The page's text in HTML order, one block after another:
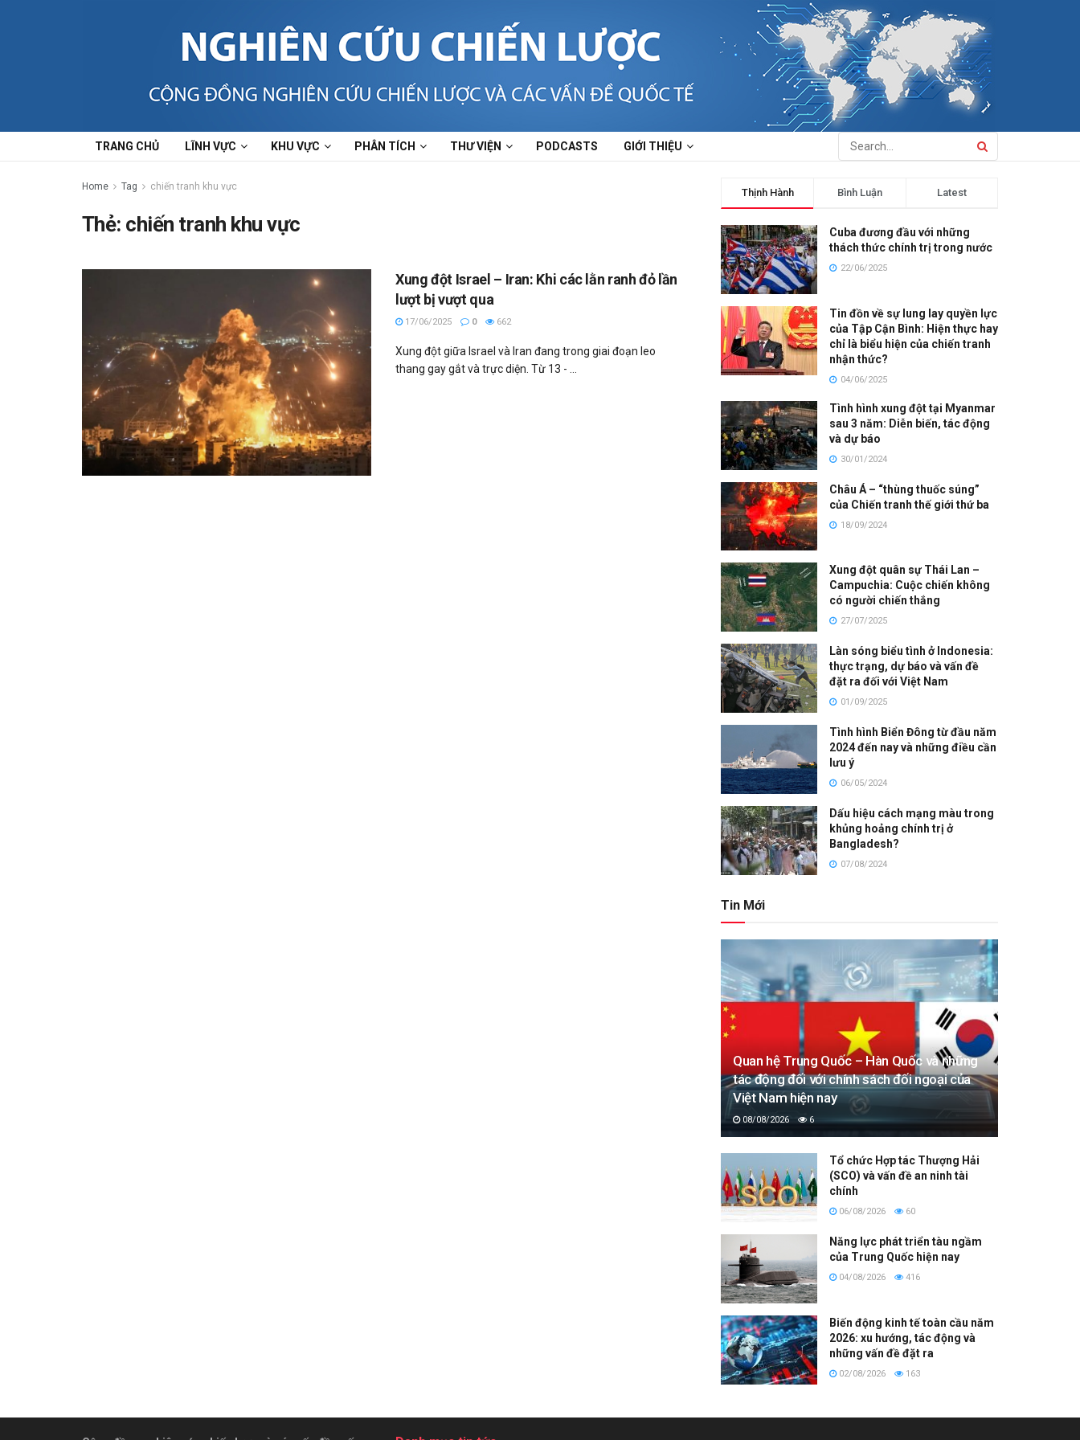
TRANG CHỦ LĨNH VỰC KHU VỰC PHÂN TÍCH THƯ VIỆN PODCASTS GIỚI THIỆU
Home Tag chiến tranh khu vực
Thẻ: chiến tranh khu vực
Xung đột Israel – Iran: Khi các lằn ranh đỏ lần
lượt bị vượt qua
17/06/2025 0 662
Xung đột giữa Israel và Iran đang trong giai đoạn leo
thang gay gắt và trực diện. Từ 13 - ...
Thịnh Hành Bình Luận Latest
Cuba đương đầu với những
thách thức chính trị trong nước
22/06/2025
Tin đồn về sự lung lay quyền lực
của Tập Cận Bình: Hiện thực hay
chỉ là biểu hiện của chiến tranh
nhận thức?
04/06/2025
Tình hình xung đột tại Myanmar
sau 3 năm: Diễn biến, tác động
và dự báo
30/01/2024
Châu Á – “thùng thuốc súng”
của Chiến tranh thế giới thứ ba
18/09/2024
Xung đột quân sự Thái Lan –
Campuchia: Cuộc chiến không
có người chiến thắng
27/07/2025
Làn sóng biểu tình ở Indonesia:
thực trạng, dự báo và vấn đề
đặt ra đối với Việt Nam
01/09/2025
Tình hình Biển Đông từ đầu năm
2024 đến nay và những điều cần
lưu ý
06/05/2024
Dấu hiệu cách mạng màu trong
khủng hoảng chính trị ở
Bangladesh?
07/08/2024
Tin Mới
Quan hệ Trung Quốc – Hàn Quốc và những
tác động đối với chính sách đối ngoại của
Việt Nam hiện nay
08/08/2026 6
Tổ chức Hợp tác Thượng Hải
(SCO) và vấn đề an ninh tài
chính
06/08/2026 60
Năng lực phát triển tàu ngầm
của Trung Quốc hiện nay
04/08/2026 416
Biến động kinh tế toàn cầu năm
2026: xu hướng, tác động và
những vấn đề đặt ra
02/08/2026 163